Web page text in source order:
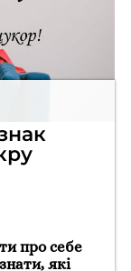
про себе
які